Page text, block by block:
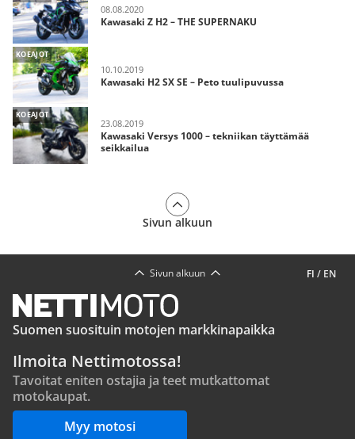
08.08.2020
Kawasaki Z H2 – THE SUPERNAKU
KOEAJOT
10.10.2019
Kawasaki H2 SX SE – Peto tuulipuvussa
KOEAJOT
23.08.2019
Kawasaki Versys 1000 – tekniikan täyttämää
seikkailua
Sivun alkuun
FI / EN
Sivun alkuun
Suomen suosituin motojen markkinapaikka
Ilmoita Nettimotossa!
Tavoitat eniten ostajia ja teet mutkattomat
motokaupat.
Myy motosi